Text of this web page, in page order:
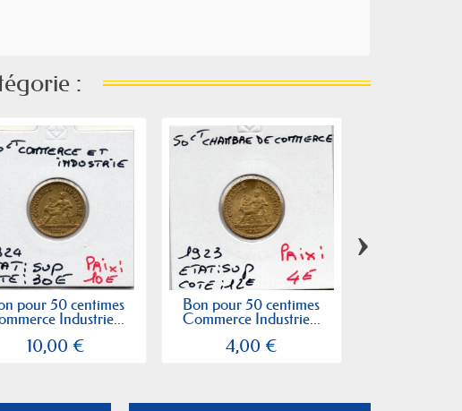
:
pour 50 centimes
Industrie...
10,00 €
Bon pour 50 centimes
Commerce Industrie...
4,00 €
›